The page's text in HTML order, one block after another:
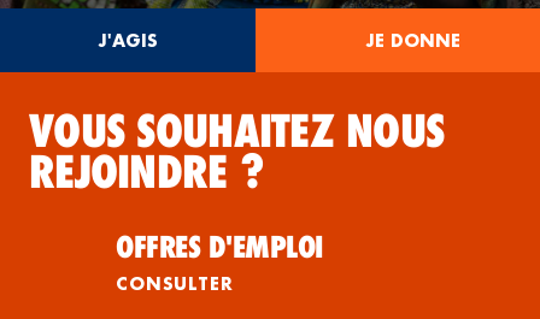
J'AGIS JE DONNE
VOUS SOUHAITEZ NOUS
REJOINDRE ?
OFFRES D'EMPLOI
CONSULTER